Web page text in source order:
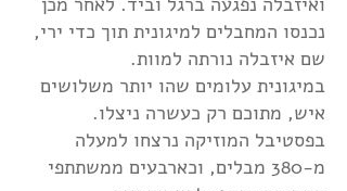
נכנסו המחבלים למיגונית תוך כדי ירי,
שם איזבלה נורתה למוות.
במיגונית עלומים שהו יותר משלושים
איש, מתוכם רק כעשרה ניצלו.
בפסטיבל המוזיקה נרצחו למעלה
מ-380 מבלים, וכארבעים ממשתתפי